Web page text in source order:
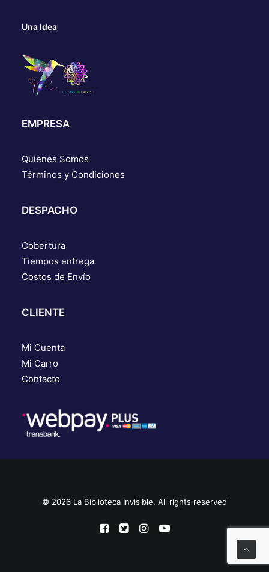
Una Idea
EMPRESA
Quienes Somos
Términos y Condiciones
DESPACHO
Cobertura
Tiempos entrega
Costos de Envío
CLIENTE
Mi Cuenta
Mi Carro
Contacto
© 2026 La Biblioteca Invisible. All rights reserved